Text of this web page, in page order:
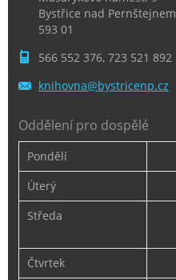
Bystřice nad Pernštejnem
593 01
566 552 376, 723 521 892
knihovna@bystricenp.cz
Oddělení pro dospělé
Pondělí
Úterý
Středa
Čtvrtek